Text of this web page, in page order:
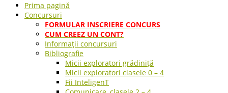
Prima pagină
Concursuri
FORMULAR INSCRIERE CONCURS
CUM CREEZ UN CONT?
Informații concursuri
Bibliografie
Micii exploratori grădiniță
Micii exploratori clasele 0 – 4
Fii InteligenT